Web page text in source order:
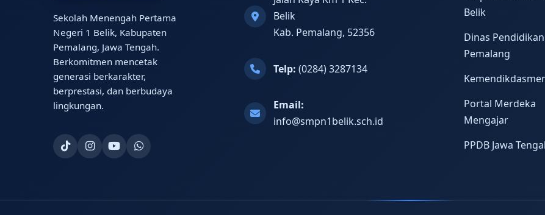
Sekolah Menengah Pertama
Negeri 1 Belik, Kabupaten
Pemalang, Jawa Tengah.
Berkomitmen mencetak
generasi berkarakter,
berprestasi, dan berbudaya
lingkungan.
Belik
Kab. Pemalang, 52356
Telp: (0284) 3287134
Email:
info@smpn1belik.sch.id
Belik
Dinas
Pemalang
Portal Merdeka
Mengajar
PPDB Jawa